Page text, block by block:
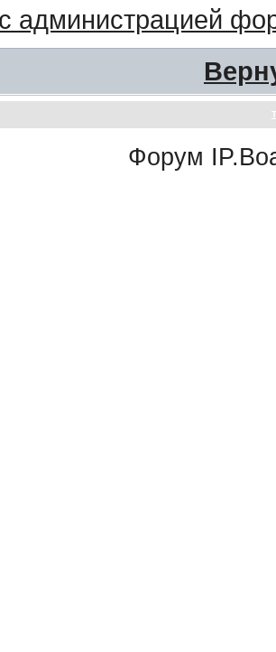
администрацией
Форум